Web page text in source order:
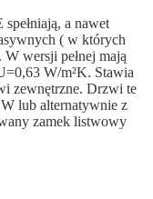
a nawet
( w których
wersji pełnej mają
W/m²K. Stawia
zewnętrzne. Drzwi te
lub alternatywnie z
zamek listwowy